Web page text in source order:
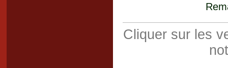
Cliquer sur les